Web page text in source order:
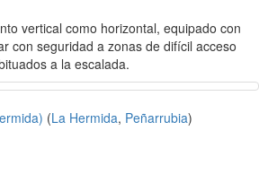
vertical como horizontal, equipado con
con seguridad a zonas de difícil acceso
a la escalada.
(La Hermida, Peñarrubia)